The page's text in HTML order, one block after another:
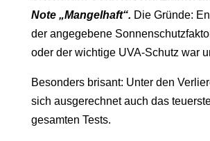
Note „Mangelhaft“. Die Gründe:
der angegebene
oder der wichtige UVA-Schutz war
Besonders brisant: Unter den
sich ausgerechnet auch das
gesamten Tests.